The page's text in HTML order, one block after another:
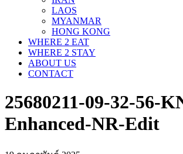
LAOS
MYANMAR
HONG KONG
WHERE 2 EAT
WHERE 2 STAY
ABOUT US
CONTACT
25680211-09-32-56-
Enhanced-NR-Edit